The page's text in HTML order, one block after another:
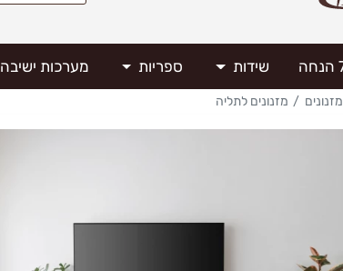
שידות ספריות מערכות ישיבה
מזנונים מזנונים לתליה